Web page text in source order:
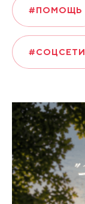
#ПОМОЩЬ
#СОЦСЕТИ